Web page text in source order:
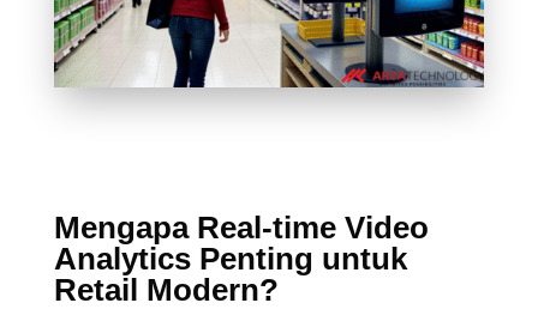
Mengapa Real-time Video
Analytics Penting untuk
Retail Modern?